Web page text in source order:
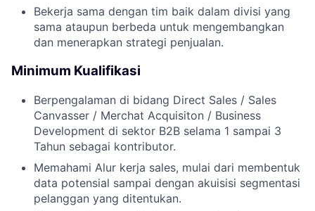
Bekerja sama dengan tim baik dalam divisi yang
sama ataupun berbeda untuk mengembangkan
dan menerapkan strategi penjualan.
Minimum Kualifikasi
Berpengalaman di bidang Direct Sales / Sales
Canvasser / Merchat Acquisiton / Business
Development di sektor B2B selama 1 sampai 3
Tahun sebagai kontributor.
Memahami Alur kerja sales, mulai dari membentuk
data potensial sampai dengan akuisisi segmentasi
pelanggan yang ditentukan.